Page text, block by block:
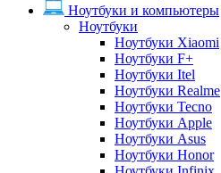
Ноутбуки и компьютеры
Ноутбуки
Ноутбуки Xiaomi
Ноутбуки F+
Ноутбуки Itel
Ноутбуки Realme
Ноутбуки Tecno
Ноутбуки Apple
Ноутбуки Asus
Ноутбуки Honor